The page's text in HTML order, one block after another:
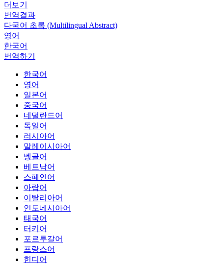
더보기
번역결과
다국어 초록 (Multilingual Abstract)
영어
한국어
번역하기
한국어
영어
일본어
중국어
네덜란드어
독일어
러시아어
말레이시아어
벵골어
베트남어
스페인어
아랍어
이탈리아어
인도네시아어
태국어
터키어
포르투갈어
프랑스어
힌디어